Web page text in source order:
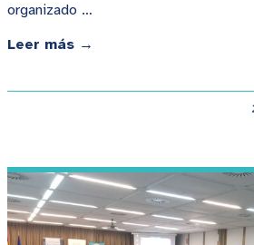
organizado …
Leer más →